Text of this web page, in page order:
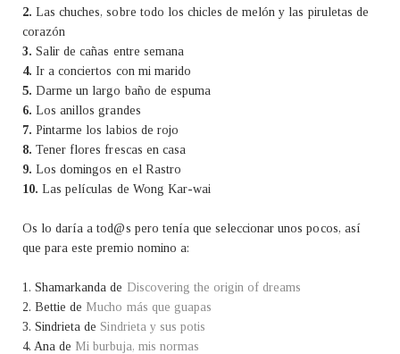
2. Las chuches, sobre todo los chicles de melón y las piruletas de
corazón
3. Salir de cañas entre semana
4. Ir a conciertos con mi marido
5. Darme un largo baño de espuma
6. Los anillos grandes
7. Pintarme los labios de rojo
8. Tener flores frescas en casa
9. Los domingos en el Rastro
10. Las películas de Wong Kar-wai
Os lo daría a tod@s pero tenía que seleccionar unos pocos, así
que para este premio nomino a:
1. Shamarkanda de Discovering the origin of dreams
2. Bettie de Mucho más que guapas
3. Sindrieta deSindrieta y sus potis
4. Ana de Mi burbuja, mis normas